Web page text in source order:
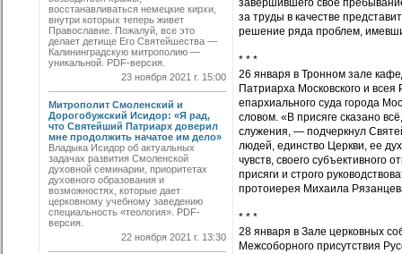
восстанавливаться немецкие кирхи,
внутри которых теперь живет
Православие. Пожалуй, все это
делает детище Его Святейшества —
Калининградскую митрополию —
уникальной. PDF-версия.
23 ноября 2021 г. 15:00
Митрополит Смоленский и
Дорогобужский Исидор: «Я рад,
что Святейший Патриарх доверил
мне продолжить начатое им дело»
Владыка Исидор об актуальных
задачах развития Смоленской
духовной семинарии, приоритетах
духовного образования и
возможностях, которые дает
церковному учебному заведению
специальность «теология». PDF-
версия.
22 ноября 2021 г. 13:30
завершившего свое
за труды в качестве
решение ряда проблем,
* * *
26 января в Тронном зале
Патриарха Московского и
епархиального суда города
словом. «В присяге сказано
служения, — подчеркнул
людей, единство Церкви, ее
чувств, своего субъективного
присяги и строго
протоиерея Михаила
* * *
28 января в Зале церковных
Межсоборного присутствия